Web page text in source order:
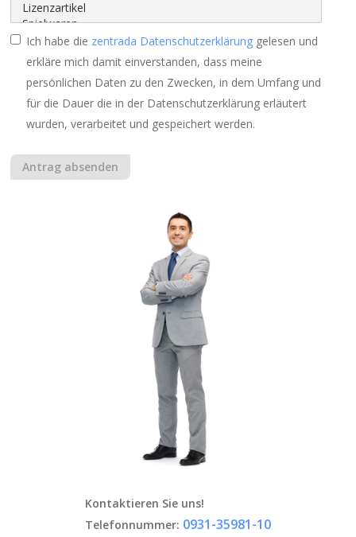
Ich habe die zentrada Datenschutzerklärung gelesen und
erkläre mich damit einverstanden, dass meine
persönlichen Daten zu den Zwecken, in dem Umfang und
für die Dauer die in der Datenschutzerklärung erläutert
wurden, verarbeitet und gespeichert werden.
Kontaktieren Sie uns!
Telefonnummer: 0931-35981-10